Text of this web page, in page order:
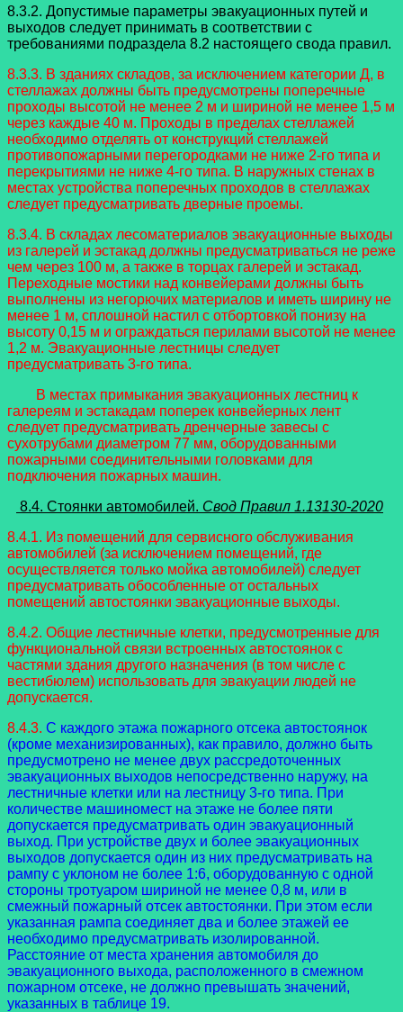
8.3.2. Допустимые параметры эвакуационных путей и
выходов следует принимать в соответствии с
требованиями подраздела 8.2 настоящего свода правил.
8.3.3. В зданиях складов, за исключением категории Д, в
стеллажах должны быть предусмотрены поперечные
проходы высотой не менее 2 м и шириной не менее 1,5 м
через каждые 40 м. Проходы в пределах стеллажей
необходимо отделять от конструкций стеллажей
противопожарными перегородками не ниже 2-го типа и
перекрытиями не ниже 4-го типа. В наружных стенах в
местах устройства поперечных проходов в стеллажах
следует предусматривать дверные проемы.
8.3.4. В складах лесоматериалов эвакуационные выходы
из галерей и эстакад должны предусматриваться не реже
чем через 100 м, а также в торцах галерей и эстакад.
Переходные мостики над конвейерами должны быть
выполнены из негорючих материалов и иметь ширину не
менее 1 м, сплошной настил с отбортовкой понизу на
высоту 0,15 м и ограждаться перилами высотой не менее
1,2 м. Эвакуационные лестницы следует
предусматривать 3-го типа.
В местах примыкания эвакуационных лестниц к
галереям и эстакадам поперек конвейерных лент
следует предусматривать дренчерные завесы с
сухотрубами диаметром 77 мм, оборудованными
пожарными соединительными головками для
подключения пожарных машин.
8.4. Стоянки автомобилей. Свод Правил 1.13130-2020
8.4.1. Из помещений для сервисного обслуживания
автомобилей (за исключением помещений, где
осуществляется только мойка автомобилей) следует
предусматривать обособленные от остальных
помещений автостоянки эвакуационные выходы.
8.4.2. Общие лестничные клетки, предусмотренные для
функциональной связи встроенных автостоянок с
частями здания другого назначения (в том числе с
вестибюлем) использовать для эвакуации людей не
допускается.
8.4.3. С каждого этажа пожарного отсека автостоянок
(кроме механизированных), как правило, должно быть
предусмотрено не менее двух рассредоточенных
эвакуационных выходов непосредственно наружу, на
лестничные клетки или на лестницу 3-го типа. При
количестве машиномест на этаже не более пяти
допускается предусматривать один эвакуационный
выход. При устройстве двух и более эвакуационных
выходов допускается один из них предусматривать на
рампу с уклоном не более 1:6, оборудованную с одной
стороны тротуаром шириной не менее 0,8 м, или в
смежный пожарный отсек автостоянки. При этом если
указанная рампа соединяет два и более этажей ее
необходимо предусматривать изолированной.
Расстояние от места хранения автомобиля до
эвакуационного выхода, расположенного в смежном
пожарном отсеке, не должно превышать значений,
указанных в таблице 19.